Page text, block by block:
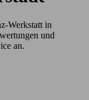
Werkstatt in
und
an.